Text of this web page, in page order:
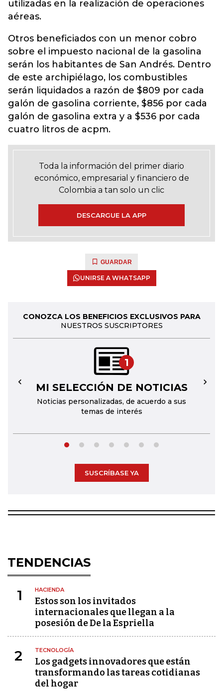
utilizadas en la realización de operaciones
aéreas.
Otros beneficiados con un menor cobro
sobre el impuesto nacional de la gasolina
serán los habitantes de San Andrés. Dentro
de este archipiélago, los combustibles
serán liquidados a razón de $809 por cada
galón de gasolina corriente, $856 por cada
galón de gasolina extra y a $536 por cada
cuatro litros de acpm.
Toda la información del primer diario
económico, empresarial y financiero de
Colombia a tan solo un clic
DESCARGUE LA APP
GUARDAR
UNIRSE A WHATSAPP
CONOZCA LOS BENEFICIOS EXCLUSIVOS PARA
NUESTROS SUSCRIPTORES
1
MI SELECCIÓN DE NOTICIAS
Noticias personalizadas, de acuerdo a sus
temas de interés
← →
SUSCRÍBASE YA
TENDENCIAS
1 HACIENDA
Estos son los invitados
internacionales que llegan a la
posesión de De la Espriella
2 TECNOLOGÍA
Los gadgets innovadores que están
transformando las tareas cotidianas
del hogar